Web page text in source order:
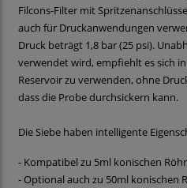
Filcons-Filter mit
auch für Druckanwendungen
Druck beträgt 1,8 bar (25 psi).
verwendet wird, empfiehlt es sich
Reservoir zu verwenden, ohne
dass die Probe durchsickern kann.
Die Siebe haben intelligente
- Kompatibel zu 5ml konischen
- Optional auch zu 50ml konischen